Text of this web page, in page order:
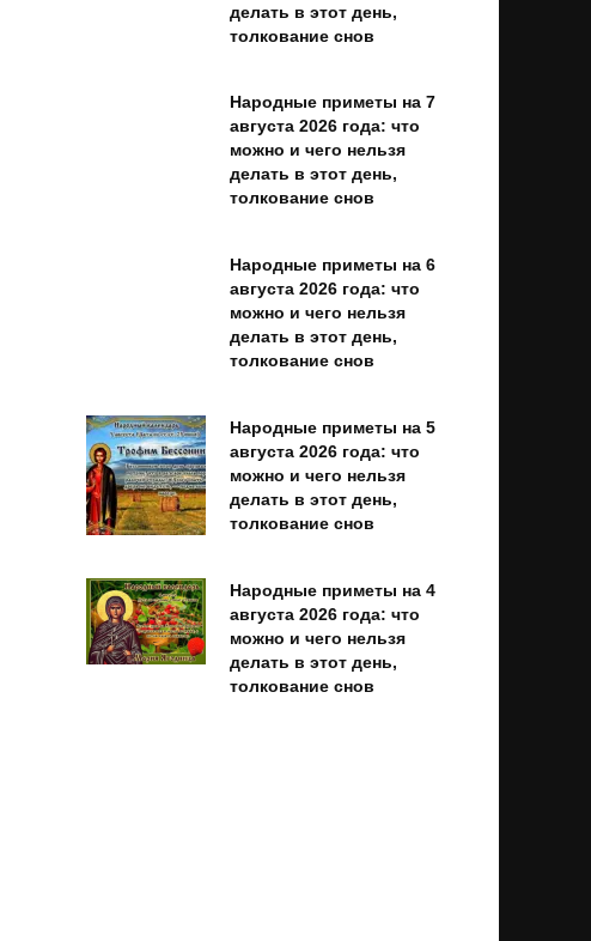
делать в этот день,
толкование снов
Народные приметы на 7
августа 2026 года: что
можно и чего нельзя
делать в этот день,
толкование снов
Народные приметы на 6
августа 2026 года: что
можно и чего нельзя
делать в этот день,
толкование снов
Народные приметы на 5
августа 2026 года: что
можно и чего нельзя
делать в этот день,
толкование снов
Народные приметы на 4
августа 2026 года: что
можно и чего нельзя
делать в этот день,
толкование снов